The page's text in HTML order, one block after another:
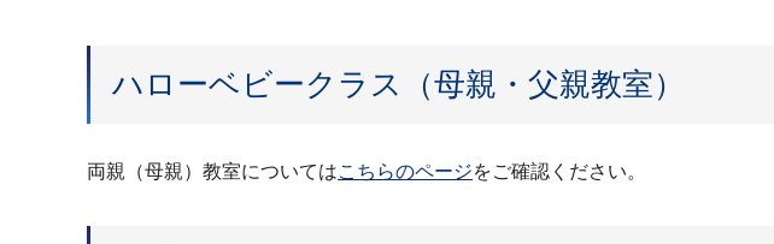
ハローベビークラス（母親・父親教室）
両親（母親）教室についてはこちらのページをご確認ください。